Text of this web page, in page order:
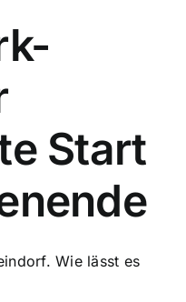
Start
Wie lässt es